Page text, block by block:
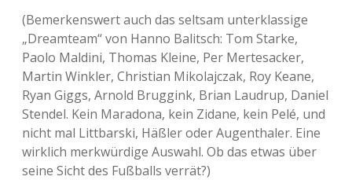
(Bemerkenswert auch das seltsam unterklassige
„Dreamteam“ von Hanno Balitsch: Tom Starke,
Paolo Maldini, Thomas Kleine, Per Mertesacker,
Martin Winkler, Christian Mikolajczak, Roy Keane,
Ryan Giggs, Arnold Bruggink, Brian Laudrup, Daniel
Stendel. Kein Maradona, kein Zidane, kein Pelé, und
nicht mal Littbarski, Häßler oder Augenthaler. Eine
wirklich merkwürdige Auswahl. Ob das etwas über
seine Sicht des Fußballs verrät?)